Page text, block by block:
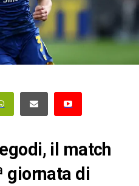
il match
giornata di